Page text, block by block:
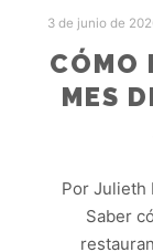
3 de junio de
CÓMO
MES
Por Julieth
Saber